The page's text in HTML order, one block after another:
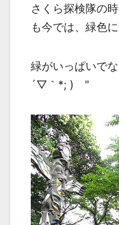
さくら探検隊の
も今では、緑色
緑がいっぱいで
´▽｀*; )ゝ"